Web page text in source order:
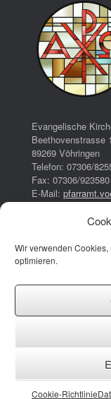
Wir verwenden
optimieren.
Cookie-Richtlinie
Evangelische
Beethovenstrasse 1
89269 Vöhringen
Telefon: 07306/
Fax: 07306/923580
E-Mail:
16:00 – 17:00 Uhr
Donnerstag:
Cookie-Richtlinie
Facebook